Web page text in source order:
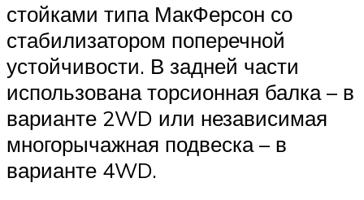
стойками типа МакФерсон со
стабилизатором поперечной
устойчивости. В задней части
использована торсионная балка – в
варианте 2WD или независимая
многорычажная подвеска – в
варианте 4WD.